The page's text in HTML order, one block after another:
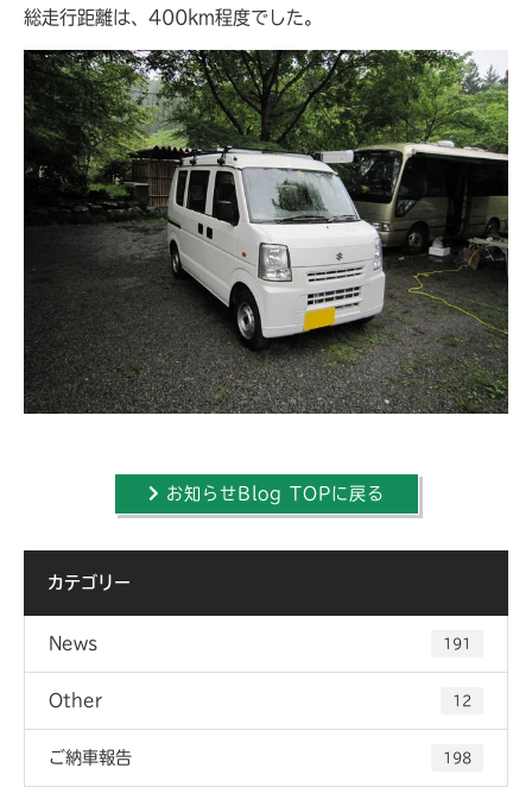
総走行距離は、400km程度でした。
お知らせBlog TOPに戻る
カテゴリー
News 191
Other 12
ご納車報告 198